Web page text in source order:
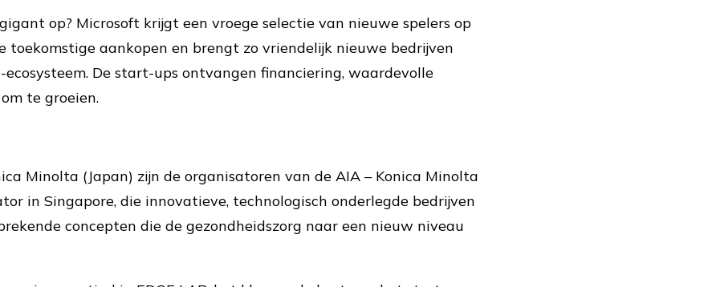
op? Microsoft krijgt een vroege selectie van nieuwe spelers op
toekomstige aankopen en brengt zo vriendelijk nieuwe bedrijven
De start-ups ontvangen financiering, waardevolle
te groeien.
Minolta (Japan) zijn de organisatoren van de AIA – Konica Minolta
in Singapore, die innovatieve, technologisch onderlegde bedrijven
concepten die de gezondheidszorg naar een nieuw niveau